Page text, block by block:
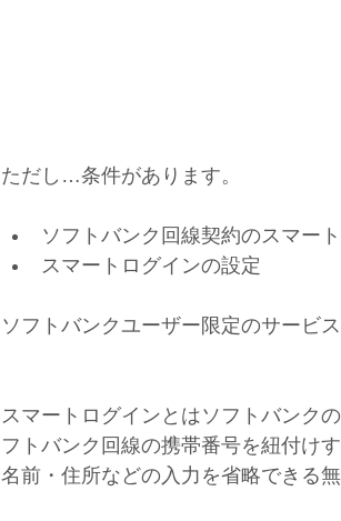
ただし…条件があります。
ソフトバンク回線契約のスマー
スマートログインの設定
ソフトバンクユーザー限定のサービス
スマートログインとはソフトバンク
フトバンク回線の携帯番号を紐付け
名前・住所などの入力を省略できる無